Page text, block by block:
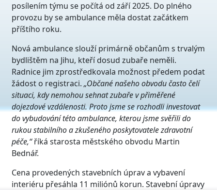
posílením týmu se počítá od září 2025. Do plného
provozu by se ambulance měla dostat začátkem
příštího roku.
Nová ambulance slouží primárně občanům s trvalým
bydlištěm na Jihu, kteří dosud zubaře neměli.
Radnice jim zprostředkovala možnost předem podat
žádost o registraci. „Občané našeho obvodu často čelí
situaci, kdy nemohou sehnat zubaře v přiměřené
dojezdové vzdálenosti. Proto jsme se rozhodli investovat
do vybudování této ambulance, kterou jsme svěřili do
rukou stabilního a zkušeného poskytovatele zdravotní
péče,“říká starosta městského obvodu Martin
Bednář.
Cena provedených stavebních úprav a vybavení
interiéru přesáhla 11 miliónů korun. Stavební úpravy